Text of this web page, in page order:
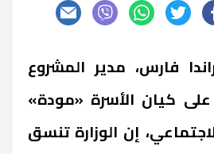
فارس، مدير المشروع
كيان الأسرة «مودة»
إن الوزارة تنسق